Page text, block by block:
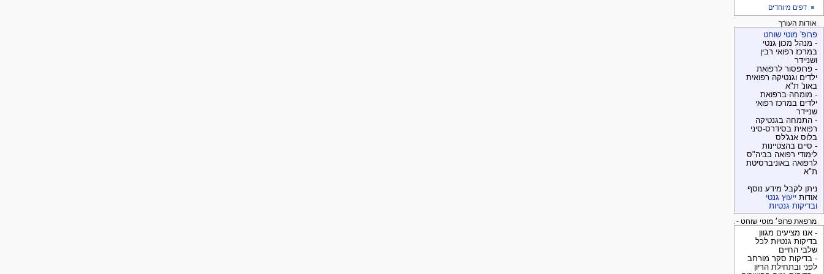
דפים מיוחדים
אודות העורך
פרופ' מוטי שוחט
- מנהל מכון גנטי
במרכז רפואי רבין
ושניידר
- פרופסור לרפואת
ילדים וגנטיקה רפואית
באונ' ת"א
- מומחה ברפואת
ילדים במרכז רפואי
שניידר
- התמחה בגנטיקה
רפואית בסידרס-סיני
בלוס אנג'לס
- סיים בהצטיינות
לימודי רפואה בביה"ס
לרפואה באוניברסיטת
ת"א
ניתן לקבל מידע נוסף
אודות ייעוץ גנטי
ובדיקות גנטיות
מרפאת פרופ׳ מוטי שוחט - בדיקות גנטיות
- אנו מציעים מגוון
בדיקות גנטיות לכל
שלבי החיים
- בדיקות סקר מורחב
לפני ובתחילת הריון